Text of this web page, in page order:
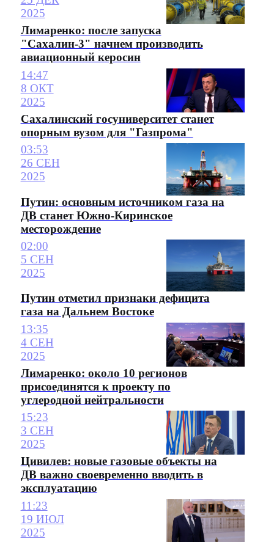
2025
Лимаренко: после запуска
"Сахалин-3" начнем производить
авиационный керосин
14:47
8 ОКТ
2025
Сахалинский госуниверситет станет
опорным вузом для "Газпрома"
03:53
26 СЕН
2025
Путин: основным источником газа на
ДВ станет Южно-Киринское
месторождение
02:00
5 СЕН
2025
Путин отметил признаки дефицита
газа на Дальнем Востоке
13:35
4 СЕН
2025
Лимаренко: около 10 регионов
присоединятся к проекту по
углеродной нейтральности
15:23
3 СЕН
2025
Цивилев: новые газовые объекты на
ДВ важно своевременно вводить в
эксплуатацию
11:23
19 ИЮЛ
2025